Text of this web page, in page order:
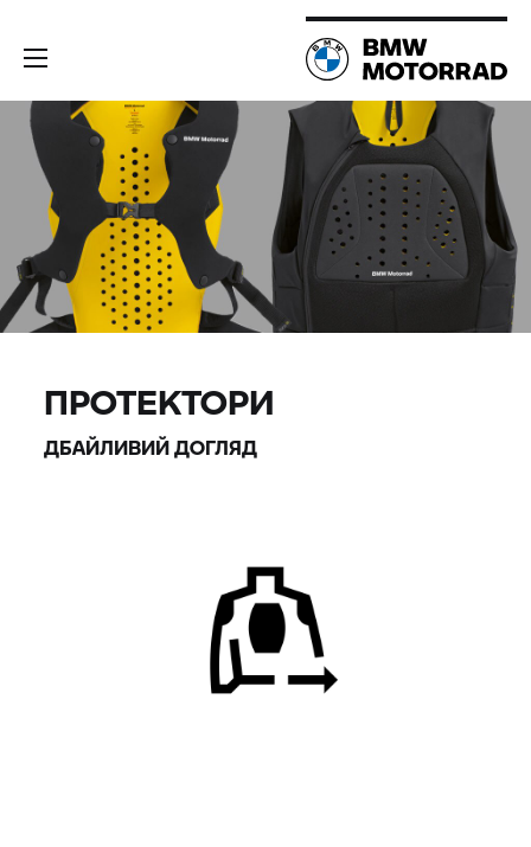
ПРОТЕКТОРИ
ДБАЙЛИВИЙ ДОГЛЯД